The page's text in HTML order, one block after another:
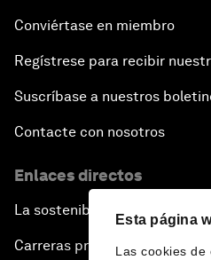
Esta página
Las cookies de
Conviértase en miembro
Regístrese para recibir
Suscríbase a nuestros
Contacte con nosotros
Enlaces directos
La sostenibilidad en el Foro
Carreras profesionales